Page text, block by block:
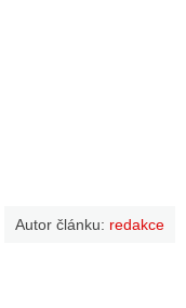
Autor článku: redakce